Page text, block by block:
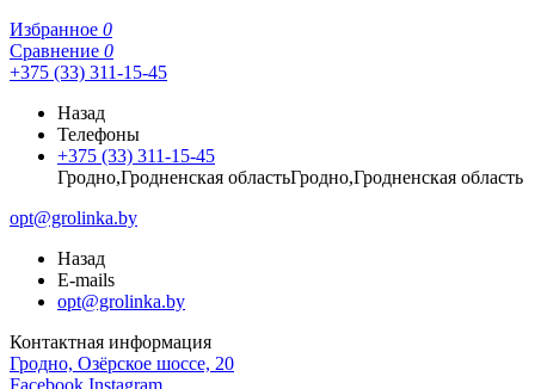
Избранное 0
Сравнение 0
+375 (33) 311-15-45
Назад
Телефоны
+375 (33) 311-15-45
Гродно,Гродненская областьГродно,Гродненская область
opt@grolinka.by
Назад
E-mails
opt@grolinka.by
Контактная информация
Гродно, Озёрское шоссе, 20
Facebook Instagram